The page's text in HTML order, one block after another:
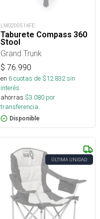
LMO200514FE
Taburete Compass 360
Stool
Grand Trunk
$ 76.990
en 6cuotas de $12.832sin
interés
ahorras $3.080 por
transferencia.
Disponible
ÚLTIMA UNIDAD